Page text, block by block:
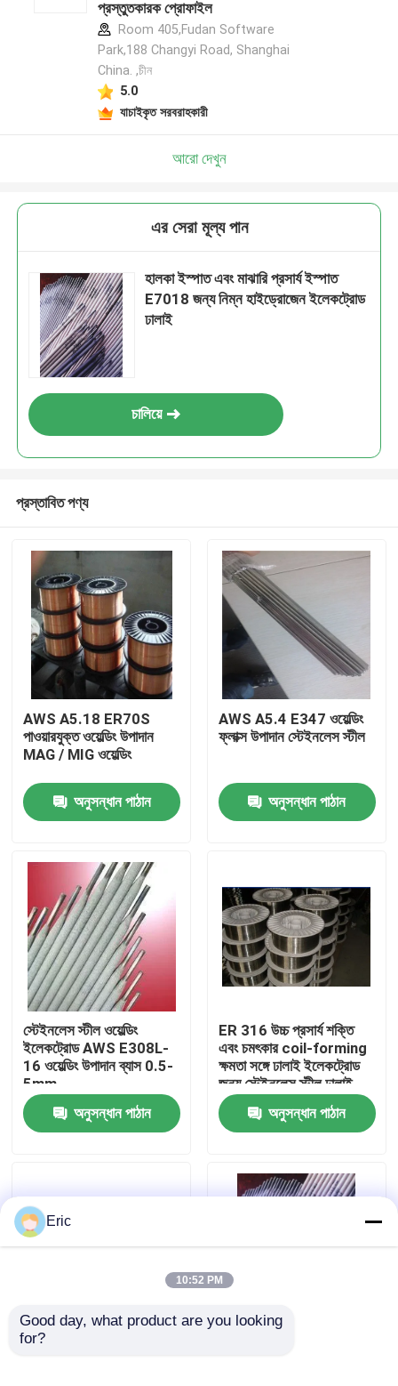
পণ্য
আমাদের সম্পর্কে
কারখানা ভ্রমণ
মান নিয়ন্ত্রণ
উদ্ধৃতির জন্য আবেদন
সামুদ্রিক দরজা
প্রস্তুতকারক প্রোফাইল
Room 405,Fudan Software
Park,188 Changyi Road, Shanghai
China. ,চীন
5.0
যাচাইকৃত সরবরাহকারী
আরো দেখুন
এর সেরা মূল্য পান
হালকা ইস্পাত এবং মাঝারি প্রসার্য ইস্পাত
E7018 জন্য নিম্ন হাইড্রোজেন ইলেকট্রোড
ঢালাই
চালিয়ে
প্রস্তাবিত পণ্য
AWS A5.18 ER70S
পাওয়ারযুক্ত ওয়েল্ডিং উপাদান
MAG / MIG ওয়েল্ডিং
অনুসন্ধান পাঠান
AWS A5.4 E347 ওয়েল্ডিং
ফ্লাক্স উপাদান স্টেইনলেস স্টীল
অনুসন্ধান পাঠান
স্টেইনলেস স্টীল ওয়েল্ডিং
ইলেকট্রোড AWS E308L-
16 ওয়েল্ডিং উপাদান ব্যাস 0.5-
5mm
অনুসন্ধান পাঠান
ER 316 উচ্চ প্রসার্য শক্তি
এবং চমৎকার coil-forming
ক্ষমতা সঙ্গে ঢালাই ইলেকট্রোড
জন্য স্টেইনলেস স্টীল ঢালাই
তারের
অনুসন্ধান পাঠান
সেরা ইলেক্ট্রোড ওয়েল্ডিং উপাদান
Eric
10:52 PM
Good day, what product are you looking
for?